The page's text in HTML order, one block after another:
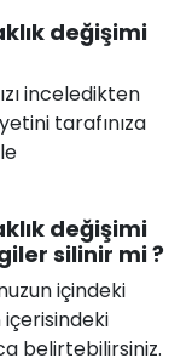
değişimi
inceledikten
tarafınıza
değişimi
silinir mi ?
içindeki
belirtebilirsiniz.